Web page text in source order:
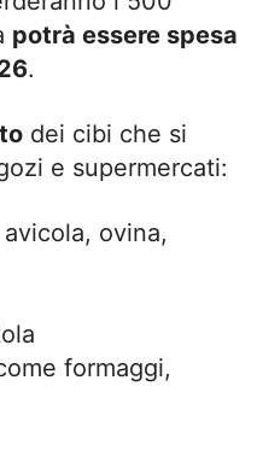
potrà essere spesa
.
dei cibi che si
e supermercati:
ovina,
formaggi,